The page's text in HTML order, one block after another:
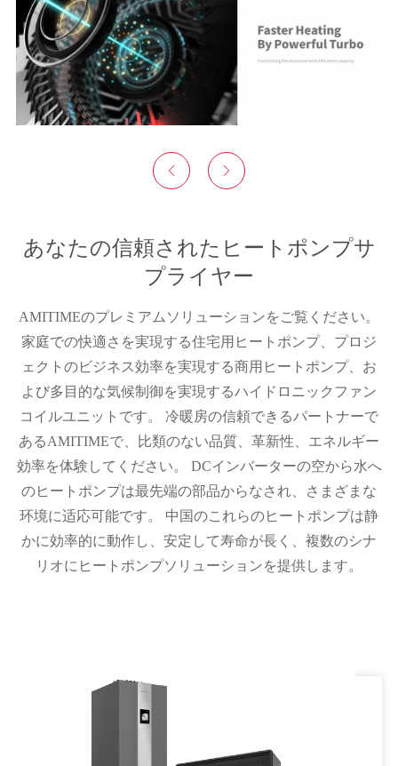
 
あなたの信頼されたヒートポンプサ
プライヤー
AMITIMEのプレミアムソリューションをご覧ください。
家庭での快適さを実現する住宅用ヒートポンプ、プロジ
ェクトのビジネス効率を実現する商用ヒートポンプ、お
よび多目的な気候制御を実現するハイドロニックファン
コイルユニットです。 冷暖房の信頼できるパートナーで
あるAMITIMEで、比類のない品質、革新性、エネルギー
効率を体験してください。 DCインバーターの空から水へ
のヒートポンプは最先端の部品からなされ、さまざまな
环境に适応可能です。 中国のこれらのヒートポンプは静
かに効率的に動作し、安定して寿命が長く、複数のシナ
リオにヒートポンプソリューションを提供します。